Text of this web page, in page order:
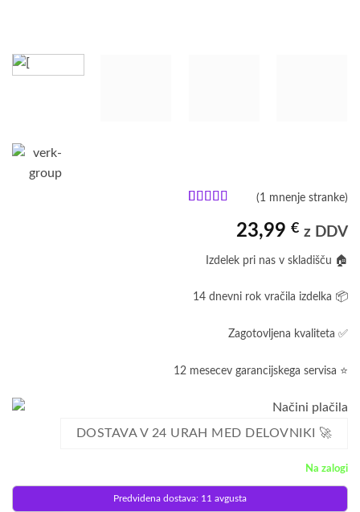
ocene
stranke
(1 mnenje stranke)
23,99 € z DDV
Izdelek pri nas v skladišču 🏠
14 dnevni rok vračila izdelka 📦
Zagotovljena kvaliteta ✅
12 mesecev garancijskega servisa ⭐
DOSTAVA V 24 URAH MED DELOVNIKI 🚀
Na zalogi
Predvidena dostava: 11 avgusta